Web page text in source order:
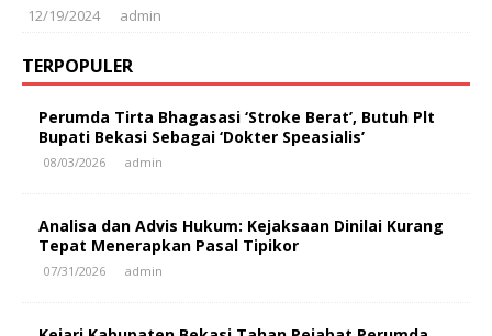
12/19/2024 admin
TERPOPULER
Perumda Tirta Bhagasasi ‘Stroke Berat’, Butuh Plt
Bupati Bekasi Sebagai ‘Dokter Speasialis’
08/03/2026 admin
Analisa dan Advis Hukum: Kejaksaan Dinilai Kurang
Tepat Menerapkan Pasal Tipikor
07/31/2026 admin